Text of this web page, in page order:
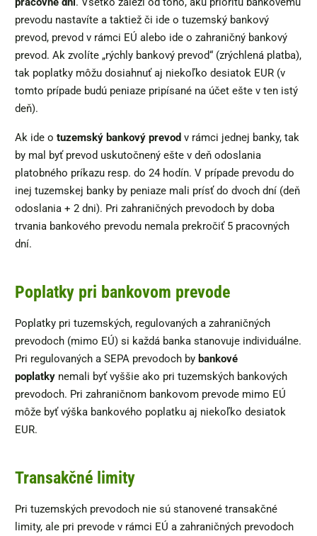
prevodu nastavíte a taktiež či ide o tuzemský bankový
prevod, prevod v rámci EÚ alebo ide o zahraničný bankový
prevod. Ak zvolíte „rýchly bankový prevod“ (zrýchlená platba),
tak poplatky môžu dosiahnuť aj niekoľko desiatok EUR (v
tomto prípade budú peniaze pripísané na účet ešte v ten istý
deň).
Ak ide o tuzemský bankový prevod v rámci jednej banky, tak
by mal byť prevod uskutočnený ešte v deň odoslania
platobného príkazu resp. do 24 hodín. V prípade prevodu do
inej tuzemskej banky by peniaze mali prísť do dvoch dní (deň
odoslania + 2 dni). Pri zahraničných prevodoch by doba
trvania bankového prevodu nemala prekročiť 5 pracovných
dní.
Poplatky pri bankovom prevode
Poplatky pri tuzemských, regulovaných a zahraničných
prevodoch (mimo EÚ) si každá banka stanovuje individuálne.
Pri regulovaných a SEPA prevodoch by bankové
poplatky nemali byť vyššie ako pri tuzemských bankových
prevodoch. Pri zahraničnom bankovom prevode mimo EÚ
môže byť výška bankového poplatku aj niekoľko desiatok
EUR.
Transakčné limity
Pri tuzemských prevodoch nie sú stanovené transakčné
limity, ale pri prevode v rámci EÚ a zahraničných prevodoch